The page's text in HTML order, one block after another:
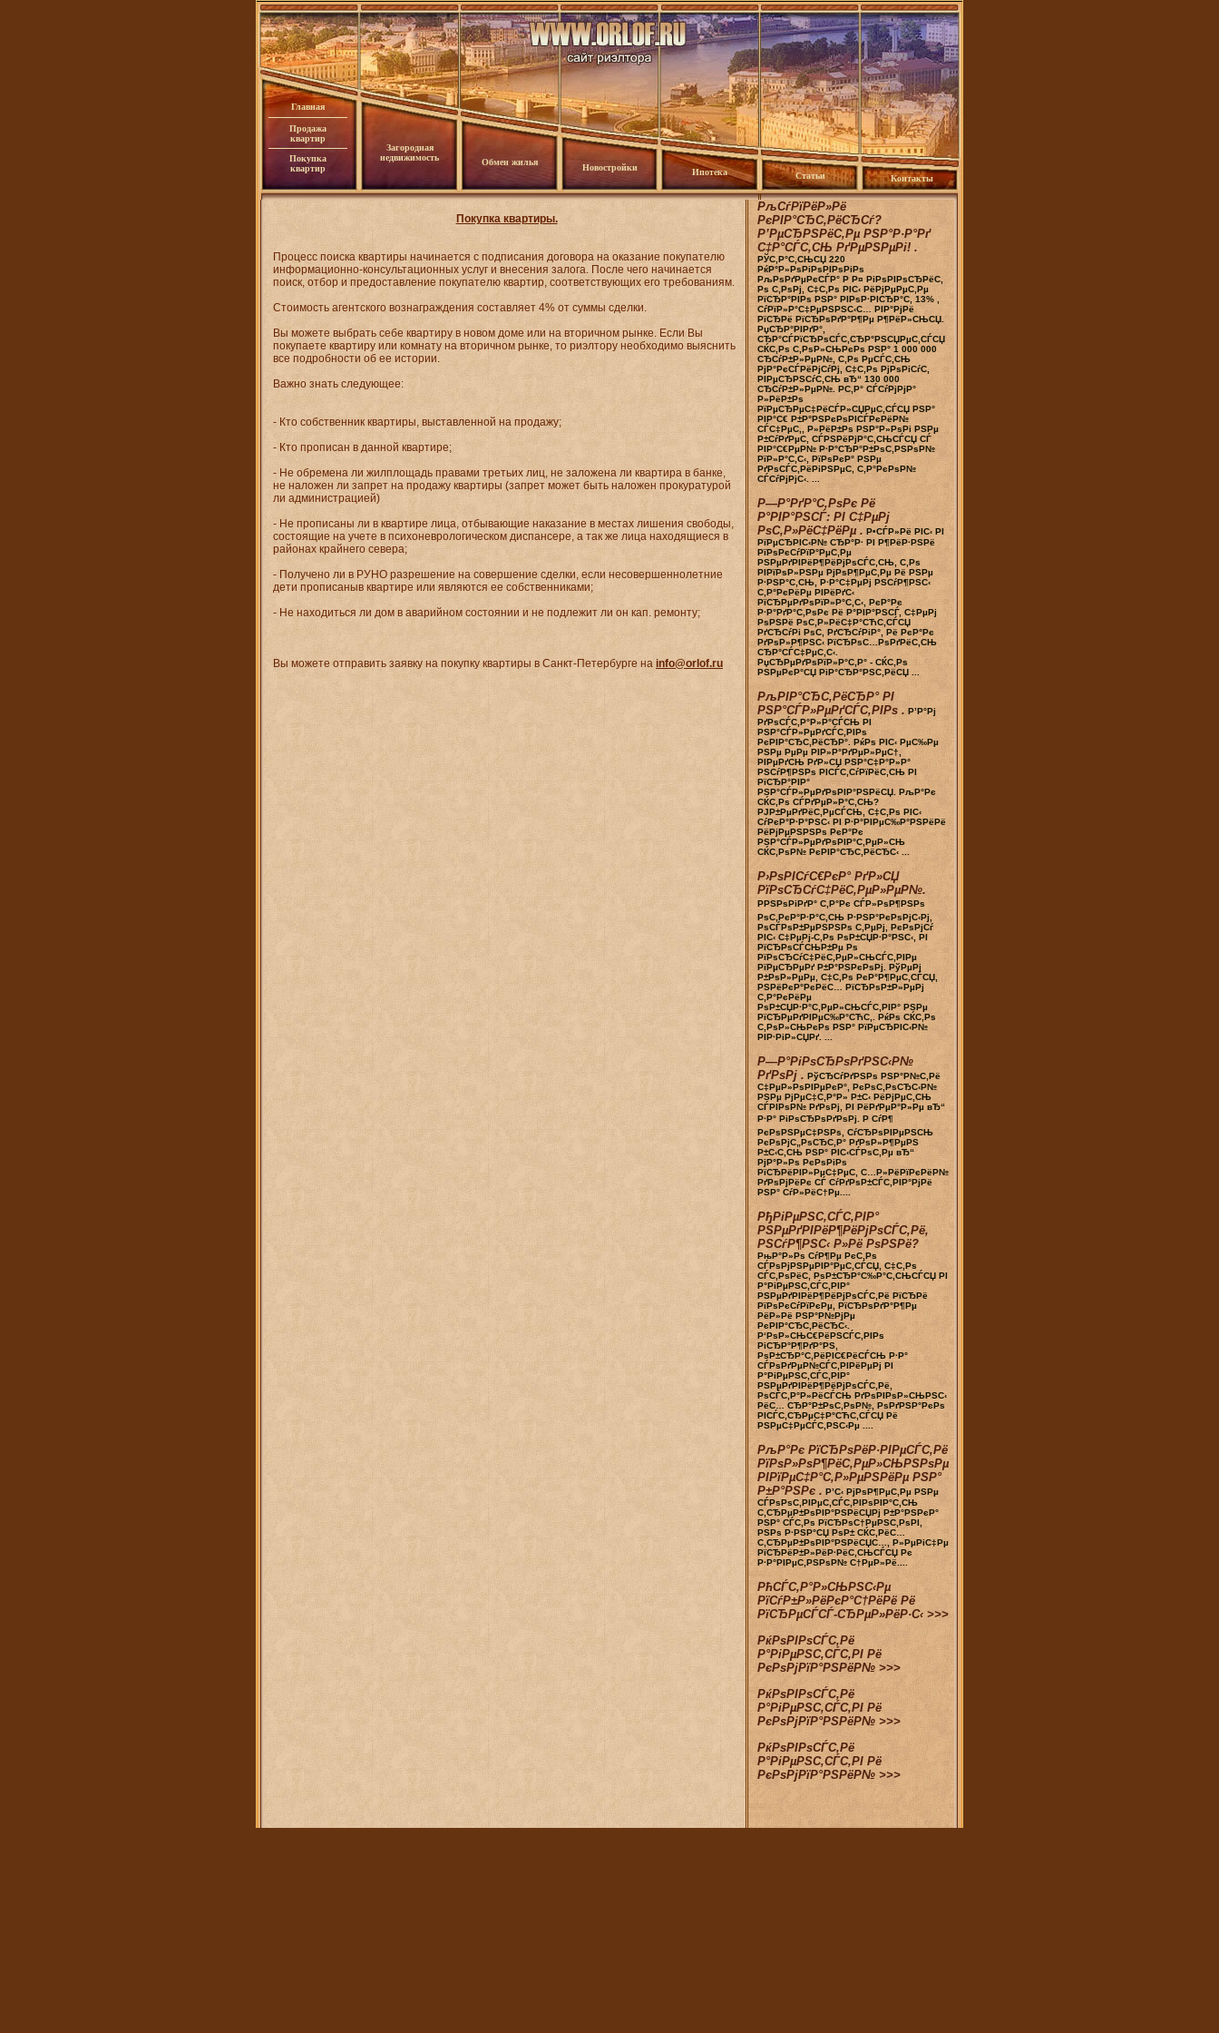
Главная
Продажа
квартир
Покупка
квартир
Загородная
недвижимость
Обмен жилья
Новостройки Ипотека Статьи Контакты
Покупка квартиры.
Процесс поиска квартиры начинается с подписания договора на оказание покупателю
информационно-консультационных услуг и внесения залога. После чего начинается
поиск, отбор и предоставление покупателю квартир, соответствующих его требованиям.
Стоимость агентского вознаграждения составляет 4% от суммы сделки.
Вы можете выбрать себе квартиру в новом доме или на вторичном рынке. Если Вы
покупаете квартиру или комнату на вторичном рынке, то риэлтору необходимо выяснить
все подробности об ее истории.
Важно знать следующее:
- Кто собственник квартиры, выставленной на продажу;
- Кто прописан в данной квартире;
- Не обремена ли жилплощадь правами третьих лиц, не заложена ли квартира в банке,
не наложен ли запрет на продажу квартиры (запрет может быть наложен прокуратурой
ли администрацией)
- Не прописаны ли в квартире лица, отбывающие наказание в местах лишения свободы,
состоящие на учете в психоневрологическом диспансере, а так же лица находящиеся в
районах крайнего севера;
- Получено ли в РУНО разрешение на совершение сделки, если несовершеннолетние
дети прописаныв квартире или являются ее собственниками;
- Не находиться ли дом в аварийном состоянии и не подлежит ли он кап. ремонту;
Вы можете отправить заявку на покупку квартиры в Санкт-Петербурге на info@orlof.ru
РљСѓРїРёР»Рё
РєРІР°СЂС‚РёСЂСѓ?
Р’РµСЂРЅРёС‚Рµ РЅР°Р·Р°Рґ
С‡Р°СЃС‚СЊ РґРµРЅРµРі! .
РЎС‚Р°С‚СЊСЏ 220
РќР°Р»РѕРіРѕРІРѕРіРѕ
РљРѕРґРµРєСЃР° Р Р¤ РіРѕРІРѕСЂРёС‚
Рѕ С‚РѕРј, С‡С‚Рѕ РІС‹ РёРјРµРµС‚Рµ
РїСЂР°РІРѕ РЅР° РІРѕР·РІСЂР°С‚ 13% ,
СѓРїР»Р°С‡РµРЅРЅС‹С… РІР°РјРё
РїСЂРё РїСЂРѕРґР°Р¶Рµ Р¶РёР»СЊСЏ.
РџСЂР°РІРґР°,
СЂР°СЃРїСЂРѕСЃС‚СЂР°РЅСЏРµС‚СЃСЏ
СЌС‚Рѕ С‚РѕР»СЊРєРѕ РЅР° 1 000 000
СЂСѓР±Р»РµР№, С‚Рѕ РµСЃС‚СЊ
РјР°РєСЃРёРјСѓРј, С‡С‚Рѕ РјРѕРіСѓС‚
РІРµСЂРЅСѓС‚СЊ вЂ“ 130 000
СЂСѓР±Р»РµР№. Р­С‚Р° СЃСѓРјРјР°
Р»РёР±Рѕ
РїРµСЂРµС‡РёСЃР»СЏРµС‚СЃСЏ РЅР°
РІР°С€ Р±Р°РЅРєРѕРІСЃРєРёР№
СЃС‡РµС‚, Р»РёР±Рѕ РЅР°Р»РѕРі РЅРµ
Р±СѓРґРµС‚ СЃРЅРёРјР°С‚СЊСЃСЏ СЃ
РІР°С€РµР№ Р·Р°СЂР°Р±РѕС‚РЅРѕР№
РїР»Р°С‚С‹, РїРѕРєР° РЅРµ
РґРѕСЃС‚РёРіРЅРµС‚ С‚Р°РєРѕР№
СЃСѓРјРјС‹. ...
Р—Р°РґР°С‚РѕРє Рё
Р°РІР°РЅСЃ: РІ С‡РµРј
РѕС‚Р»РёС‡РёРµ . Р•СЃР»Рё РІС‹ РІ
РїРµСЂРІС‹Р№ СЂР°Р· РІ Р¶РёР·РЅРё
РїРѕРєСѓРїР°РµС‚Рµ
РЅРµРґРІРёР¶РёРјРѕСЃС‚СЊ, С‚Рѕ
РІРїРѕР»РЅРµ РјРѕР¶РµС‚Рµ Рё РЅРµ
Р·РЅР°С‚СЊ, Р·Р°С‡РµРј РЅСѓР¶РЅС‹
С‚Р°РєРёРµ РІРёРґС‹
РїСЂРµРґРѕРїР»Р°С‚С‹, РєР°Рє
Р·Р°РґР°С‚РѕРє Рё Р°РІР°РЅСЃ, С‡РµРј
РѕРЅРё РѕС‚Р»РёС‡Р°СЋС‚СЃСЏ
РґСЂСѓРі РѕС‚ РґСЂСѓРіР°, Рё РєР°Рє
РґРѕР»Р¶РЅС‹ РїСЂРѕС…РѕРґРёС‚СЊ
СЂР°СЃС‡РµС‚С‹.
РџСЂРµРґРѕРїР»Р°С‚Р° - СЌС‚Рѕ
РЅРµРєР°СЏ РіР°СЂР°РЅС‚РёСЏ ...
РљРІР°СЂС‚РёСЂР° РІ
РЅР°СЃР»РµРґСЃС‚РІРѕ . Р’Р°Рј
РґРѕСЃС‚Р°Р»Р°СЃСЊ РІ
РЅР°СЃР»РµРґСЃС‚РІРѕ
РєРІР°СЂС‚РёСЂР°. РќРѕ РІС‹ РµС‰Рµ
РЅРµ РµРµ РІР»Р°РґРµР»РµС†,
РІРµРґСЊ РґР»СЏ РЅР°С‡Р°Р»Р°
РЅСѓР¶РЅРѕ РІСЃС‚СѓРїРёС‚СЊ РІ
РїСЂР°РІР°
РЅР°СЃР»РµРґРѕРІР°РЅРёСЏ. РљР°Рє
СЌС‚Рѕ СЃРґРµР»Р°С‚СЊ?
РЈР±РµРґРёС‚РµСЃСЊ, С‡С‚Рѕ РІС‹
СѓРєР°Р·Р°РЅС‹ РІ Р·Р°РІРµС‰Р°РЅРёРё
РёРјРµРЅРЅРѕ РєР°Рє
РЅР°СЃР»РµРґРѕРІР°С‚РµР»СЊ
СЌС‚РѕР№ РєРІР°СЂС‚РёСЂС‹ ...
Р›РѕРІСѓС€РєР° РґР»СЏ
РїРѕСЂСѓС‡РёС‚РµР»РµР№.
РРЅРѕРіРґР° С‚Р°Рє СЃР»РѕР¶РЅРѕ
РѕС‚РєР°Р·Р°С‚СЊ Р·РЅР°РєРѕРјС‹Рј,
РѕСЃРѕР±РµРЅРЅРѕ С‚РµРј, РєРѕРјСѓ
РІС‹ С‡РµРј-С‚Рѕ РѕР±СЏР·Р°РЅС‹, РІ
РїСЂРѕСЃСЊР±Рµ Рѕ
РїРѕСЂСѓС‡РёС‚РµР»СЊСЃС‚РІРµ
РїРµСЂРµРґ Р±Р°РЅРєРѕРј. РўРµРј
Р±РѕР»РµРµ, С‡С‚Рѕ РєР°Р¶РµС‚СЃСЏ,
РЅРёРєР°РєРёС… РїСЂРѕР±Р»РµРј
С‚Р°РєРёРµ
РѕР±СЏР·Р°С‚РµР»СЊСЃС‚РІР° РЅРµ
РїСЂРµРґРІРµС‰Р°СЋС‚. РќРѕ СЌС‚Рѕ
С‚РѕР»СЊРєРѕ РЅР° РїРµСЂРІС‹Р№
РІР·РіР»СЏРґ. ...
Р—Р°РіРѕСЂРѕРґРЅС‹Р№
РґРѕРј . РўСЂСѓРґРЅРѕ РЅР°Р№С‚Рё
С‡РµР»РѕРІРµРєР°, РєРѕС‚РѕСЂС‹Р№
РЅРµ РјРµС‡С‚Р°Р» Р±С‹ РёРјРµС‚СЊ
СЃРІРѕР№ РґРѕРј, РІ РёРґРµР°Р»Рµ вЂ“
Р·Р° РіРѕСЂРѕРґРѕРј. Р СѓР¶
РєРѕРЅРµС‡РЅРѕ, СѓСЂРѕРІРµРЅСЊ
РєРѕРјС„РѕСЂС‚Р° РґРѕР»Р¶РµРЅ
Р±С‹С‚СЊ РЅР° РІС‹СЃРѕС‚Рµ вЂ“
РјР°Р»Рѕ РєРѕРіРѕ
РїСЂРёРІР»РµС‡РµС‚ С…Р»РёРїРєРёР№
РґРѕРјРёРє СЃ СѓРґРѕР±СЃС‚РІР°РјРё
РЅР° СѓР»РёС†Рµ....
РђРіРµРЅС‚СЃС‚РІР°
РЅРµРґРІРёР¶РёРјРѕСЃС‚Рё,
РЅСѓР¶РЅС‹ Р»Рё РѕРЅРё?
РњР°Р»Рѕ СѓР¶Рµ РєС‚Рѕ
СЃРѕРјРЅРµРІР°РµС‚СЃСЏ, С‡С‚Рѕ
СЃС‚РѕРёС‚ РѕР±СЂР°С‰Р°С‚СЊСЃСЏ РІ
Р°РіРµРЅС‚СЃС‚РІР°
РЅРµРґРІРёР¶РёРјРѕСЃС‚Рё РїСЂРё
РїРѕРєСѓРїРєРµ, РїСЂРѕРґР°Р¶Рµ
РёР»Рё РЅР°Р№РјРµ
РєРІР°СЂС‚РёСЂС‹.
Р‘РѕР»СЊС€РёРЅСЃС‚РІРѕ
РіСЂР°Р¶РґР°РЅ,
РѕР±СЂР°С‚РёРІС€РёСЃСЊ Р·Р°
СЃРѕРґРµР№СЃС‚РІРёРµРј РІ
Р°РіРµРЅС‚СЃС‚РІР°
РЅРµРґРІРёР¶РёРјРѕСЃС‚Рё,
РѕСЃС‚Р°Р»РёСЃСЊ РґРѕРІРѕР»СЊРЅС‹
РёС… СЂР°Р±РѕС‚РѕР№, РѕРґРЅР°РєРѕ
РІСЃС‚СЂРµС‡Р°СЋС‚СЃСЏ Рё
РЅРµС‡РµСЃС‚РЅС‹Рµ ....
РљР°Рє РїСЂРѕРёР·РІРµСЃС‚Рё
РїРѕР»РѕР¶РёС‚РµР»СЊРЅРѕРµ
РІРїРµС‡Р°С‚Р»РµРЅРёРµ РЅР°
Р±Р°РЅРє . Р’С‹ РјРѕР¶РµС‚Рµ РЅРµ
СЃРѕРѕС‚РІРµС‚СЃС‚РІРѕРІР°С‚СЊ
С‚СЂРµР±РѕРІР°РЅРёСЏРј Р±Р°РЅРєР°
РЅР° СЃС‚Рѕ РїСЂРѕС†РµРЅС‚РѕРІ,
РЅРѕ Р·РЅР°СЏ РѕР± СЌС‚РёС…
С‚СЂРµР±РѕРІР°РЅРёСЏС…, Р»РµРіС‡Рµ
РїСЂРёР±Р»РёР·РёС‚СЊСЃСЏ Рє
Р·Р°РІРµС‚РЅРѕР№ С†РµР»Рё....
РћСЃС‚Р°Р»СЊРЅС‹Рµ
РїСѓР±Р»РёРєР°С†РёРё Рё
РїСЂРµСЃСЃ-СЂРµР»РёР·С‹ >>>
РќРѕРІРѕСЃС‚Рё
Р°РіРµРЅС‚СЃС‚РІ Рё
РєРѕРјРїР°РЅРёР№ >>>
РќРѕРІРѕСЃС‚Рё
Р°РіРµРЅС‚СЃС‚РІ Рё
РєРѕРјРїР°РЅРёР№ >>>
РќРѕРІРѕСЃС‚Рё
Р°РіРµРЅС‚СЃС‚РІ Рё
РєРѕРјРїР°РЅРёР№ >>>